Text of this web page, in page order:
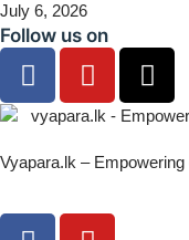
July 6, 2026
Follow us on
Vyapara.lk –